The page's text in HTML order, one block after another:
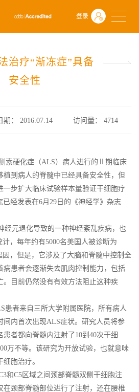
登录
前沿动态
安全性
治疗“渐冻症”具备
安全性
期： 2016.07.14 访问量：4714
硬化症（ALS）病人进行的Ⅱ期临床
植到病人的脊髓中已经具备安全性，但
一步扩大临床试验样本量验证干细胞疗
经发表在6月29日的《神经学》杂志
元退化导致的一种神经紊乱疾病，也
，每年约有5000名美国人被诊断为
，但是，它涉及了大脑和脊髓中控制全
病患者会逐渐失去肌肉控制能力，包括
。目前仍然没有有效方法阻止这种疾
者来自三所大学附属医院，所有病人
间内首次出现ALS症状。研究人员将参
者都向脊髓内注射了10到40次干细
万不等。该研究为开放试验，也就意味
胞治疗。
C5区域之间颈部脊髓双侧干细胞注
在颈部脊髓部位进行了注射，还在腰椎